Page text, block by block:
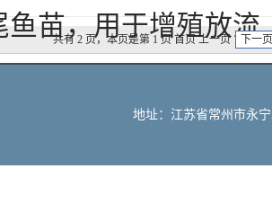
鱼苗，用于增殖放流
共有 2 页，本页是第 1 页 首页 上一页 下一页
地址：江苏省常州市